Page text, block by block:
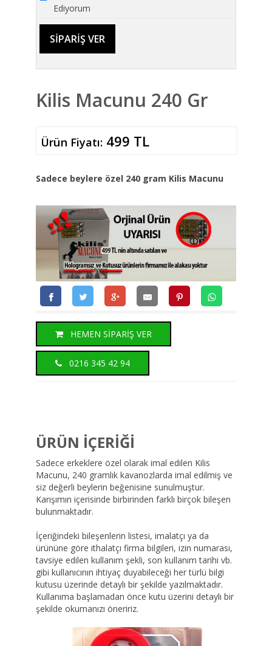
Ediyorum
Kilis Macunu 240 Gr
Ürün Fiyatı:499 TL
Sadece beylere özel 240 gram Kilis Macunu
HEMEN SİPARİŞ VER
0216 345 42 94
ÜRÜN İÇERİĞİ
Sadece erkeklere özel olarak imal edilen Kilis
Macunu, 240 gramlık kavanozlarda imal edilmiş ve
siz değerli beylerin beğenisine sunulmuştur.
Karışımın içerisinde birbirinden farklı birçok bileşen
bulunmaktadır.
İçeriğindeki bileşenlerin listesi, imalatçı ya da
ürününe göre ithalatçı firma bilgileri, izin numarası,
tavsiye edilen kullanım şekli, son kullanım tarihi vb.
gibi kullanıcının ihtiyaç duyabileceği her türlü bilgi
kutusu üzerinde detaylı bir şekilde yazılmaktadır.
Kullanıma başlamadan önce kutu üzerini detaylı bir
şekilde okumanızı öneririz.